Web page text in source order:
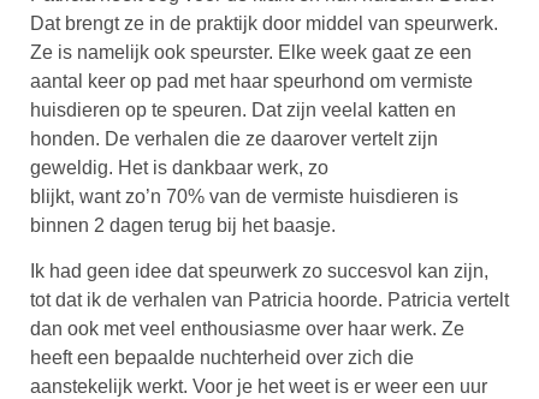
Dat brengt ze in de praktijk door middel van speurwerk.
Ze is namelijk ook speurster. Elke week gaat ze een
aantal keer op pad met haar speurhond om vermiste
huisdieren op te speuren. Dat zijn veelal katten en
honden. De verhalen die ze daarover vertelt zijn
geweldig. Het is dankbaar werk, zo
blijkt, want zo’n 70% van de vermiste huisdieren is
binnen 2 dagen terug bij het baasje.
Ik had geen idee dat speurwerk zo succesvol kan zijn,
tot dat ik de verhalen van Patricia hoorde. Patricia vertelt
dan ook met veel enthousiasme over haar werk. Ze
heeft een bepaalde nuchterheid over zich die
aanstekelijk werkt. Voor je het weet is er weer een uur